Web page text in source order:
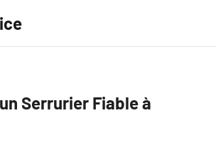
Serrurier Fiable à